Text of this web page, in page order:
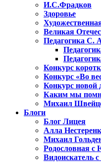
И.С.Фрадков
Здоровье
Великая
Педагогика С.
Конкурс
Конкурс «Во
Конкурс новой
Каким мы
Михаил
Блоги
Блог Лицея
Алла
Михаил
Родословная
Видоискатель